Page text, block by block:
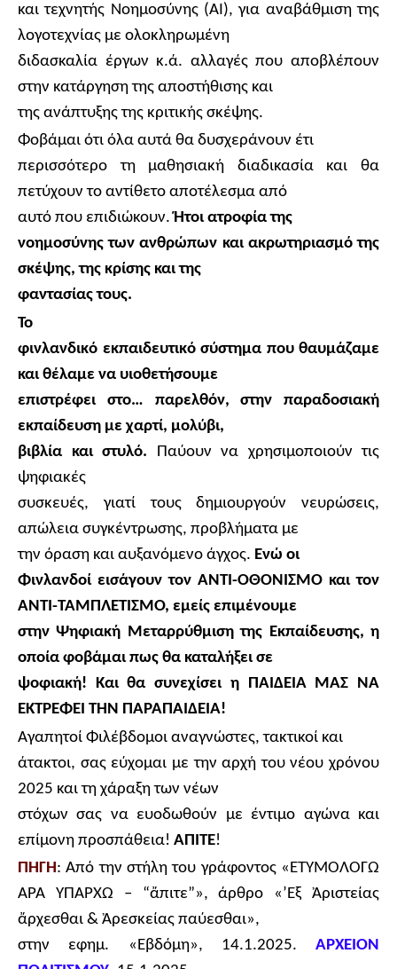
και τεχνητής Νοημοσύνης (ΑΙ), για αναβάθμιση της
λογοτεχνίας με ολοκληρωμένη
διδασκαλία έργων κ.ά. αλλαγές που αποβλέπουν
στην κατάργηση της αποστήθισης και
της ανάπτυξης της κριτικής σκέψης.
Φοβάμαι ότι όλα αυτά θα δυσχεράνουν έτι
περισσότερο τη μαθησιακή διαδικασία και θα
πετύχουν το αντίθετο αποτέλεσμα από
αυτό που επιδιώκουν.Ήτοι ατροφία της
νοημοσύνης των ανθρώπων και ακρωτηριασμό της
σκέψης, της κρίσης και της
φαντασίας τους.
Το
φινλανδικό εκπαιδευτικό σύστημα που θαυμάζαμε
και θέλαμε να υιοθετήσουμε
επιστρέφει στο… παρελθόν, στην παραδοσιακή
εκπαίδευση με χαρτί, μολύβι,
βιβλία και στυλό. Παύουν να χρησιμοποιούν τις
ψηφιακές
συσκευές, γιατί τους δημιουργούν νευρώσεις,
απώλεια συγκέντρωσης, προβλήματα με
την όραση και αυξανόμενο άγχος. Ενώ οι
Φινλανδοί εισάγουν τον ΑΝΤΙ-ΟΘΟΝΙΣΜΟ και τον
ΑΝΤΙ-ΤΑΜΠΛΕΤΙΣΜΟ, εμείς επιμένουμε
στην Ψηφιακή Μεταρρύθμιση της Εκπαίδευσης, η
οποία φοβάμαι πως θα καταλήξει σε
ψοφιακή! Και θα συνεχίσει η ΠΑΙΔΕΙΑ ΜΑΣ ΝΑ
ΕΚΤΡΕΦΕΙ ΤΗΝ ΠΑΡΑΠΑΙΔΕΙΑ!
Αγαπητοί Φιλέβδομοι αναγνώστες, τακτικοί και
άτακτοι, σας εύχομαι με την αρχή του νέου χρόνου
2025 και τη χάραξη των νέων
στόχων σας να ευοδωθούν με έντιμο αγώνα και
επίμονη προσπάθεια! ΑΠΙΤΕ!
ΠΗΓΗ: Από την στήλη του γράφοντος «ΕΤΥΜΟΛΟΓΩ
ΑΡΑ ΥΠΑΡΧΩ – “ἄπιτε”», άρθρο «’ΕξἈριστείας
ἄρχεσθαι & Ἀρεσκείας παύεσθαι»,
στην εφημ. «Εβδόμη», 14.1.2025. ΑΡΧΕΙΟΝ